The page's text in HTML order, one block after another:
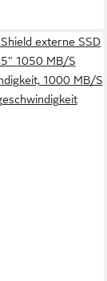
externe SSD
1050 MB/S
1000 MB/S